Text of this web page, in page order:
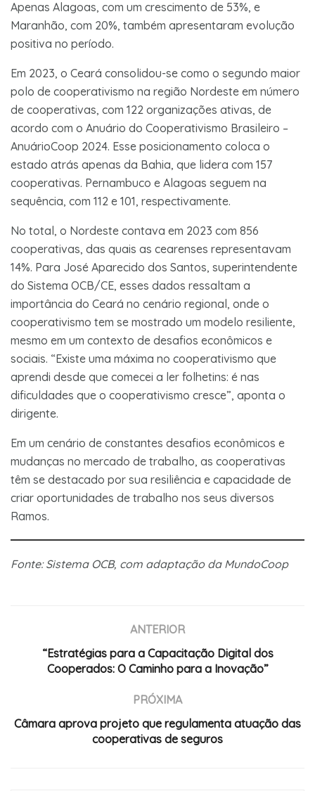
Apenas Alagoas, com um crescimento de 53%, e
Maranhão, com 20%, também apresentaram evolução
positiva no período.
Em 2023, o Ceará consolidou-se como o segundo maior
polo de cooperativismo na região Nordeste em número
de cooperativas, com 122 organizações ativas, de
acordo com o Anuário do Cooperativismo Brasileiro –
AnuárioCoop 2024. Esse posicionamento coloca o
estado atrás apenas da Bahia, que lidera com 157
cooperativas. Pernambuco e Alagoas seguem na
sequência, com 112 e 101, respectivamente.
No total, o Nordeste contava em 2023 com 856
cooperativas, das quais as cearenses representavam
14%. Para José Aparecido dos Santos, superintendente
do Sistema OCB/CE, esses dados ressaltam a
importância do Ceará no cenário regional, onde o
cooperativismo tem se mostrado um modelo resiliente,
mesmo em um contexto de desafios econômicos e
sociais. “Existe uma máxima no cooperativismo que
aprendi desde que comecei a ler folhetins: é nas
dificuldades que o cooperativismo cresce”, aponta o
dirigente.
Em um cenário de constantes desafios econômicos e
mudanças no mercado de trabalho, as cooperativas
têm se destacado por sua resiliência e capacidade de
criar oportunidades de trabalho nos seus diversos
Ramos.
Fonte: Sistema OCB, com adaptação da MundoCoop
ANTERIOR
“Estratégias para a Capacitação Digital dos
Cooperados: O Caminho para a Inovação”
PRÓXIMA
Câmara aprova projeto que regulamenta atuação das
cooperativas de seguros